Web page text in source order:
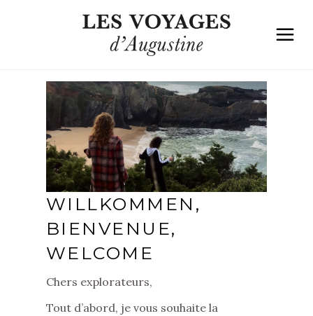
WILLKOMMEN,
BIENVENUE,
WELCOME
Chers explorateurs,
Tout d’abord, je vous souhaite la